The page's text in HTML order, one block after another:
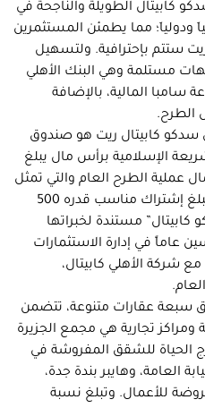
كابيتال الطويلة والناجحة في
ودولياَ؛ مما يطمئن المستثمرين
ستتم بإحترافية. ولتسهيل
مستلمة وهي البنك الأهلي
سامبا المالية، بالإضافة
الطرح.
سدكو كابيتال ريت هو صندوق
الإسلامية برأس مال يبلغ
عملية الطرح العام والتي تمثل
100% من رأس مال الصندوق بمبلغ إشتراك مناسب قدره 500
كابيتال” مستندة لخبراتها
عاماً في إدارة الاستثمارات
مع شركة الأهلي كابيتال،
سبعة عقارات متنوعة، تتضمن
تجارية هي مجمع الجزيرة
الحياة للشقق المفروشة في
العامة، وهايبر بندة جدة،
للأعمال. وتبلغ نسبة